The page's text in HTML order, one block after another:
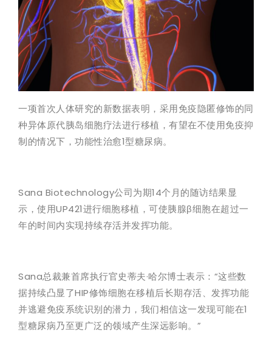
一项首次人体研究的新数据表明，采用免疫隐匿修饰的同
种异体原代胰岛细胞疗法进行移植，有望在不使用免疫抑
制的情况下，功能性治愈1型糖尿病。
Sana Biotechnology公司为期14个月的随访结果显
示，使用UP421进行细胞移植，可使胰腺β细胞在超过一
年的时间内实现持续存活并发挥功能。
Sana总裁兼首席执行官史蒂夫·哈尔博士表示：“这些数
据持续凸显了HIP修饰细胞在移植后长期存活、发挥功能
并逃避免疫系统识别的潜力，我们相信这一发现可能在1
型糖尿病乃至更广泛的领域产生深远影响。”